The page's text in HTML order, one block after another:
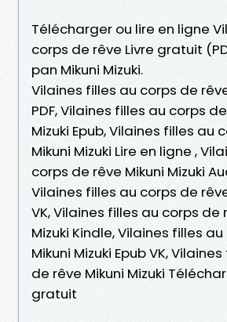
Télécharger ou lire en ligne
corps de rêve Livre gratuit
pan Mikuni Mizuki.
Vilaines filles au corps de
PDF, Vilaines filles au corps
Mizuki Epub, Vilaines filles au
Mikuni Mizuki Lire en ligne ,
corps de rêve Mikuni Mizuki
Vilaines filles au corps de
VK, Vilaines filles au corps de
Mizuki Kindle, Vilaines filles
Mikuni Mizuki Epub VK,
de rêve Mikuni Mizuki
gratuit